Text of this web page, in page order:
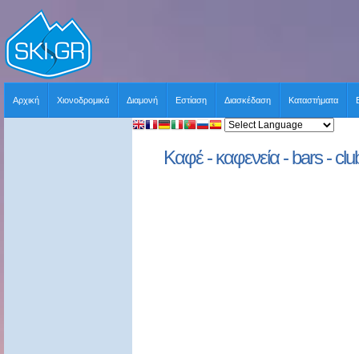
Αρχική Χιονοδρομικά Διαμονή Εστίαση Διασκέδαση Καταστήματα
Καφέ - καφενεία - bars -